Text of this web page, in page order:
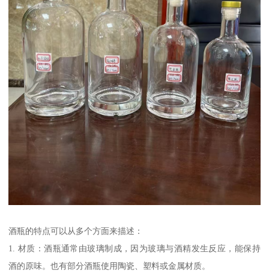
酒瓶的特点可以从多个方面来描述：
1. 材质：酒瓶通常由玻璃制成，因为玻璃与酒精发生反应，能保持
酒的原味。也有部分酒瓶使用陶瓷、塑料或金属材质。